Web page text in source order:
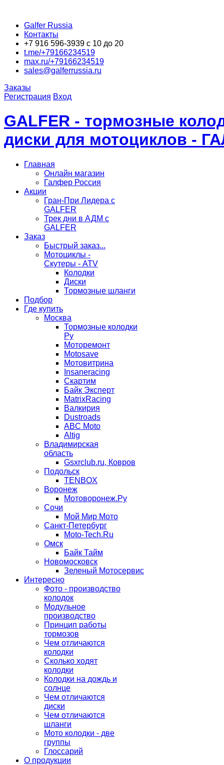
Galfer Russia
Контакты
+7 916 596-3939 с 10 до 20
t.me/+79166234519
max.ru/+79166234519
sales@galferrussia.ru
Заказы
Регистрация Вход
GALFER - тормозные
диски для мотоциклов -
Главная
Онлайн магазин
Галфер Россия
Акции
Гран-При Лидера c
GALFER
Трек дни в АДМ с
GALFER
Заказ
Быстрый заказ...
Мотоциклы -
Скутеры - ATV
Колодки
Диски
Тормозные шланги
Подбор
Где купить
Москва
Тормозные колодки
Ру
Моторемонт
Motosave
Мотовитрина
Insaneracing
Скартим
Байк Эксперт
MatrixRacing
Валкирия
Dustroads
ABC Moto
Altig
Владимирская
область
Gsxrclub.ru, Ковров
Подольск
TENBOX
Воронеж
Мотоворонеж.Ру
Сочи
Мой Мир Мото
Санкт-Петербург
Moto-Tech.Ru
Омск
Байк Тайм
Новомосковск
Зеленый Мотосервис
Интересно
Фото - производство
колодок
Модульное
производство
Принцип работы
тормозов
Чем отличаются
колодки
Сколько ходят
колодки
Колодки на дождь и
солнце
Чем отличаются
диски
Чем отличаются
шланги
Мото колодки - две
группы
Глоссарий
О продукции